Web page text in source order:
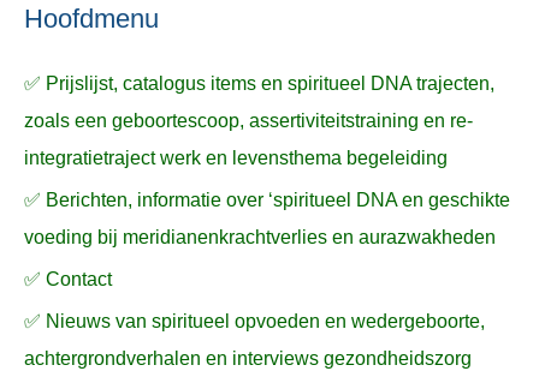
na
r
:
Hoofdmenu
✅ Prijslijst, catalogus items en spiritueel DNA trajecten,
zoals een geboortescoop, assertiviteitstraining en re-
integratietraject werk en levensthema begeleiding
✅ Berichten, informatie over ‘spiritueel DNA en geschikte
voeding bij meridianenkrachtverlies en aurazwakheden
✅ Contact
✅ Nieuws van spiritueel opvoeden en wedergeboorte,
achtergrondverhalen en interviews gezondheidszorg
n